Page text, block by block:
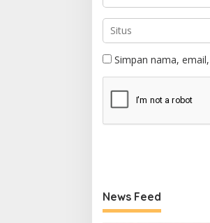
Simpan nama,
News Feed